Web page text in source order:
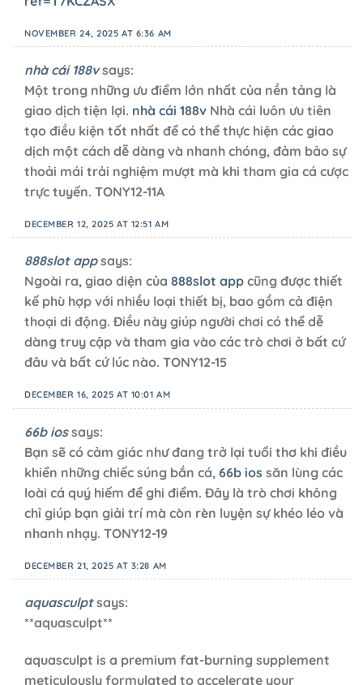
NOVEMBER 24, 2025 AT 6:36 AM
nhà cái 188v says:
Một trong những ưu điểm lớn nhất của nền tảng là
giao dịch tiện lợi. nhà cái 188v Nhà cái luôn ưu tiên
tạo điều kiện tốt nhất để có thể thực hiện các giao
dịch một cách dễ dàng và nhanh chóng, đảm bảo sự
thoải mái trải nghiệm mượt mà khi tham gia cá cược
trực tuyến. TONY12-11A
DECEMBER 12, 2025 AT 12:51 AM
888slot app says:
Ngoài ra, giao diện của 888slot app cũng được thiết
kế phù hợp với nhiều loại thiết bị, bao gồm cả điện
thoại di động. Điều này giúp người chơi có thể dễ
dàng truy cập và tham gia vào các trò chơi ở bất cứ
đâu và bất cứ lúc nào. TONY12-15
DECEMBER 16, 2025 AT 10:01 AM
66b ios says:
Bạn sẽ có cảm giác như đang trở lại tuổi thơ khi điều
khiển những chiếc súng bắn cá, 66b ios săn lùng các
loài cá quý hiếm để ghi điểm. Đây là trò chơi không
chỉ giúp bạn giải trí mà còn rèn luyện sự khéo léo và
nhanh nhạy. TONY12-19
DECEMBER 21, 2025 AT 3:28 AM
aquasculpt says:
**aquasculpt**
aquasculpt is a premium fat-burning supplement
meticulously formulated to accelerate your